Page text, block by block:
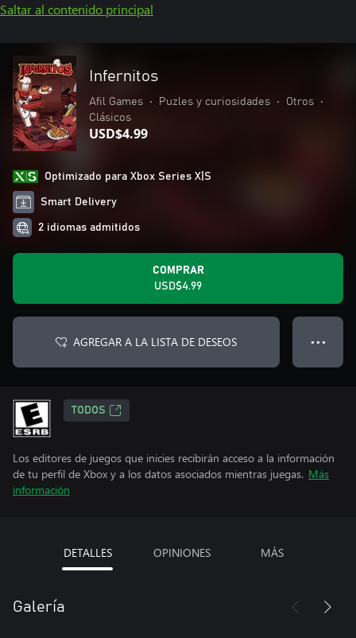
Saltar al contenido principal
Infernitos
Afil Games • Puzles y curiosidades • Otros
•
Clásicos
USD$4.99
Optimizado para Xbox Series X|S
Smart Delivery
2 idiomas admitidos
COMPRAR
USD$4.99
AGREGAR A LA LISTA DE DESEOS ● ● ●
TODOS
Los editores de juegos que inicies recibirán acceso a la información
de tu perfil de Xbox y a los datos asociados mientras juegas. Más
información
DETALLES OPINIONES MÁS
Galería